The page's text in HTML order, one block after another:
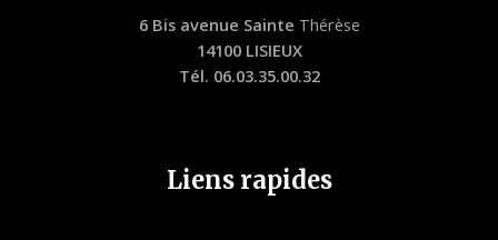
6 Bis avenue Sainte Thérèse
14100 LISIEUX
Tél. 06.03.35.00.32
Liens rapides